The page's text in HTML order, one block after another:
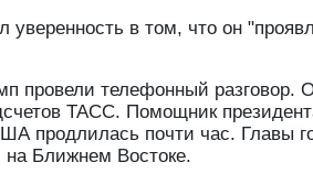
уверенность в том, что он
провели телефонный разговор.
ТАСС. Помощник
продлилась почти час. Главы
Ближнем Востоке.